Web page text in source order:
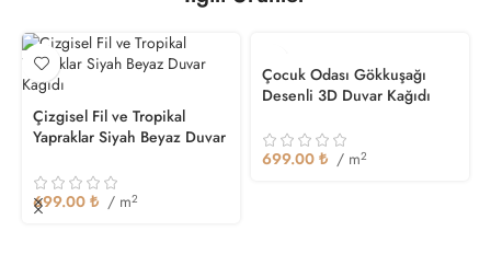
Çizgisel Fil ve Tropikal
Yapraklar Siyah Beyaz Duvar
699.00 ₺ / m2
Çocuk Odası Gökkuşağı
Desenli 3D Duvar Kağıdı
699.00 ₺ / m2